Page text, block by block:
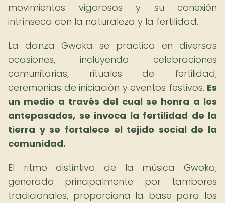
movimientos vigorosos y su conexión
intrínseca con la naturaleza y la fertilidad.
La danza Gwoka se practica en diversas
ocasiones, incluyendo celebraciones
comunitarias, rituales de fertilidad,
ceremonias de iniciación y eventos festivos. Es
un medio a través del cual se honra a los
antepasados, se invoca la fertilidad de la
tierra y se fortalece el tejido social de la
comunidad.
El ritmo distintivo de la música Gwoka,
generado principalmente por tambores
tradicionales, proporciona la base para los